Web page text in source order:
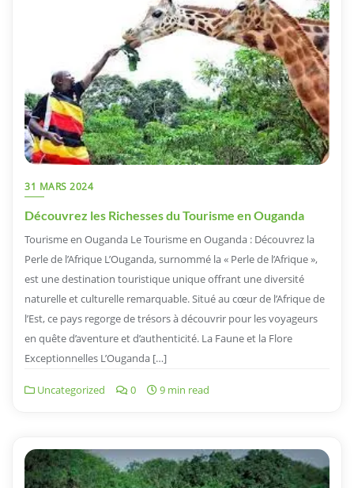
31 MARS 2024
Découvrez les Richesses du Tourisme en Ouganda
Tourisme en Ouganda Le Tourisme en Ouganda : Découvrez la
Perle de l’Afrique L’Ouganda, surnommé la « Perle de l’Afrique »,
est une destination touristique unique offrant une diversité
naturelle et culturelle remarquable. Situé au cœur de l’Afrique de
l’Est, ce pays regorge de trésors à découvrir pour les voyageurs
en quête d’aventure et d’authenticité. La Faune et la Flore
Exceptionnelles L’Ouganda […]
Uncategorized 0 9 min read